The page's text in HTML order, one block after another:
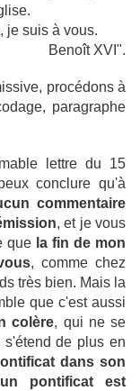
je suis à vous.
Benoît XVI".
procédons à
paragraphe
lettre du 15
conclure qu'à
commentaire
, et je vous
que la fin de mon
, comme chez
très bien. Mais la
que c'est aussi
colère, qui ne se
s'étend de plus en
dans son
pontificat est